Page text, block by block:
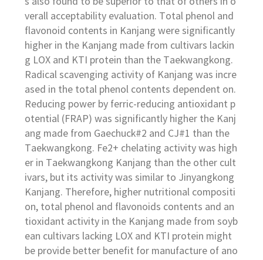
verall acceptability evaluation. Total phenol and
flavonoid contents in Kanjang were significantly
higher in the Kanjang made from cultivars lackin
g LOX and KTI protein than the Taekwangkong.
Radical scavenging activity of Kanjang was incre
ased in the total phenol contents dependent on.
Reducing power by ferric-reducing antioxidant p
otential (FRAP) was significantly higher the Kanj
ang made from Gaechuck#2 and CJ#1 than the
Taekwangkong. Fe2+ chelating activity was high
er in Taekwangkong Kanjang than the other cult
ivars, but its activity was similar to Jinyangkong
Kanjang. Therefore, higher nutritional compositi
on, total phenol and flavonoids contents and an
tioxidant activity in the Kanjang made from soyb
ean cultivars lacking LOX and KTI protein might
be provide better benefit for manufacture of ano